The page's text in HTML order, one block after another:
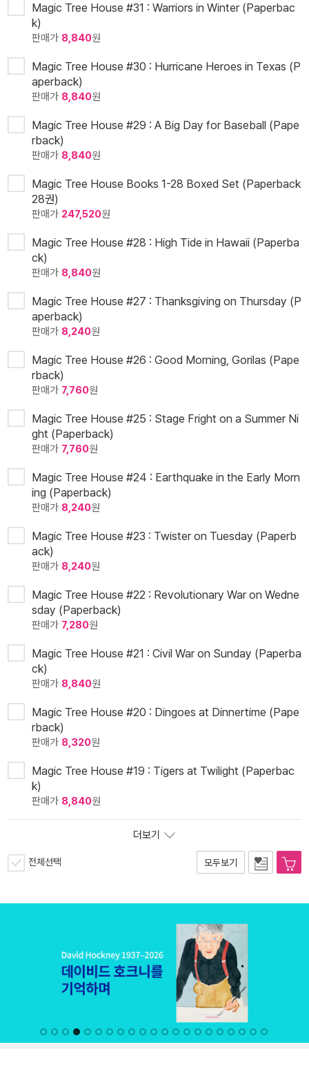
Magic Tree House #31 : Warriors in Winter (Paperbac
k)
판매가 8,840원
Magic Tree House #30 : Hurricane Heroes in Texas (P
aperback)
판매가 8,840원
Magic Tree House #29 : A Big Day for Baseball (Pape
rback)
판매가 8,840원
Magic Tree House Books 1-28 Boxed Set (Paperback
28권)
판매가 247,520원
Magic Tree House #28 : High Tide in Hawaii (Paperba
ck)
판매가 8,840원
Magic Tree House #27 : Thanksgiving on Thursday (P
aperback)
판매가 8,240원
Magic Tree House #26 : Good Morning, Gorilas (Pape
rback)
판매가 7,760원
Magic Tree House #25 : Stage Fright on a Summer Ni
ght (Paperback)
판매가 7,760원
Magic Tree House #24 : Earthquake in the Early Morn
ing (Paperback)
판매가 8,240원
Magic Tree House #23 : Twister on Tuesday (Paperb
ack)
판매가 8,240원
Magic Tree House #22 : Revolutionary War on Wedne
sday (Paperback)
판매가 7,280원
Magic Tree House #21 : Civil War on Sunday (Paperba
ck)
판매가 8,840원
Magic Tree House #20 : Dingoes at Dinnertime (Pape
rback)
판매가 8,320원
Magic Tree House #19 : Tigers at Twilight (Paperbac
k)
판매가 8,840원
더보기
전체선택 모두보기